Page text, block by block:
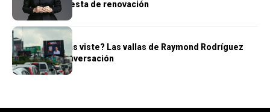
con una propuesta de renovación
POLÍTICA
¿Tú también las viste? Las vallas de Raymond Rodríguez
dominan la conversación